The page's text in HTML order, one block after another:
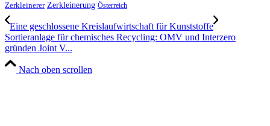
Zerkleinerer Zerkleinerung Österreich
Eine geschlossene Kreislaufwirtschaft für Kunststoffe
Sortieranlage für chemisches Recycling: OMV und Interzero
gründen Joint V...
Nach oben scrollen